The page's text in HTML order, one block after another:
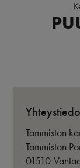
Tammiston
Tammiston
01510